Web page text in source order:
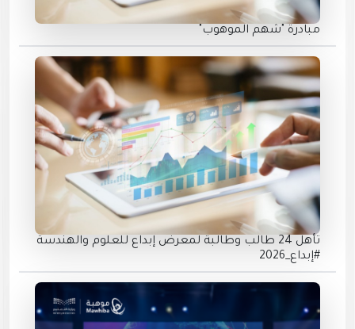
مبادرة "شهم الموهوب"
تأهل 24 طالب وطالبة لمعرض إبداع للعلوم والهندسة
#إبداع_2026